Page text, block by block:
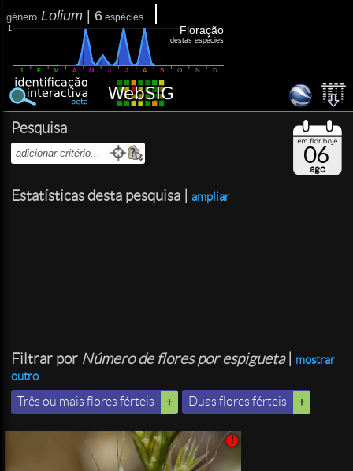
género Lolium 6 espécies
1
J F M A M J J A S O N D
Floração
destas espécies
Pesquisa
Estatísticas desta pesquisa | ampliar
Filtrar por Número de flores por espigueta|
mostrar
outro
Três ou mais flores férteis
Duas flores férteis
06
ago
!